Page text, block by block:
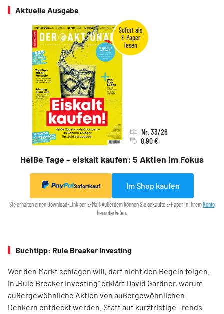
Aktuelle Ausgabe
Heiße Tage – eiskalt kaufen: 5 Aktien im Fokus
Nr. 33/26
8,90 €
Sofortkauf Im Shop kaufen
Sie erhalten einen Download-Link per E-Mail. Außerdem können Sie gekaufte E-Paper in Ihrem Konto
herunterladen.
Buchtipp: Rule Breaker Investing
Wer den Markt schlagen will, darf nicht den Regeln folgen.
In „Rule Breaker Investing“ erklärt David Gardner, warum
außergewöhnliche Aktien von außer­gewöhnlichen
Denkern entdeckt werden. Statt auf kurzfristige Trends